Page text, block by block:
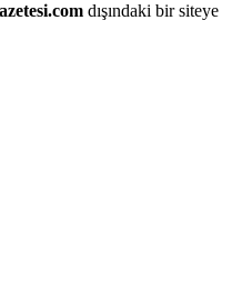
dışındaki bir siteye